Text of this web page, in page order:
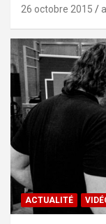
26 octobre 2015
ACTUALITÉ